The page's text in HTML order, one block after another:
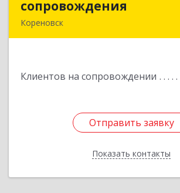
сопровождения
Кореновск
Клиентов на сопровождении
Отправить заявку
Показать контакты
Отправить заявку
Назад